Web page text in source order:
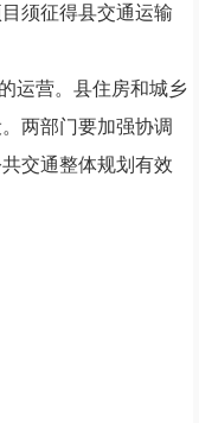
须征得县交通运输
运营。县住房和城乡
两部门要加强协调
交通整体规划有效